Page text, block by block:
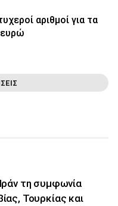
αριθμοί για τα
ευρώ
τη συμφωνία
Τουρκίας και